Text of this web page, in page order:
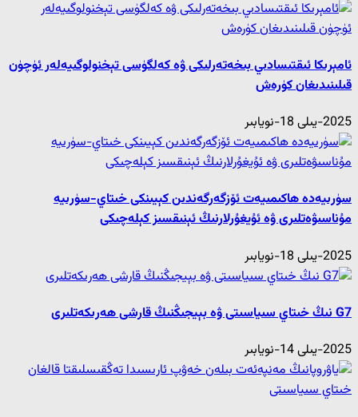
ئامېرىكا ئىقتىسادىي بىخەتەرلىكى ۋە كەلگۈسى تېخنولوگىيەلەر ئۈچۈن
قىلىنىدىغان كۈرەش
2025-يىلى 18-نويابىر
سۈرىيەدە ھاكىمىيەت ئۆزگەرگەندىن كېيىنكى خىتاي-سۈرىيە
مۇناسىۋەتلىرى ۋە ئۇيغۇرلارنىڭ ئېنىقسىز كېلەچىكى
2025-يىلى 18-نويابىر
G7 نىڭ خىتاي سىياسىتى ۋە بېيجىڭنىڭ قارشى ھەرىكەتلىرى
2025-يىلى 14-نويابىر